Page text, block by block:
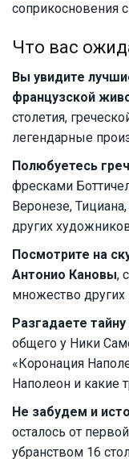
соприкосновения
Что вас
Вы увидите
французской
столетия,
легендарные
Полюбуетесь
фресками
Веронезе,
других
Посмотрите на
Антонио Кановы,
множество
Разгадаете
общего у Ники
«Коронация
Наполеон и какие
Не забудем и
осталось от
убранством 16